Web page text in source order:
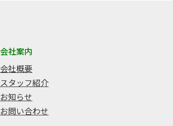
会社案内
会社概要
スタッフ紹介
お知らせ
お問い合わせ